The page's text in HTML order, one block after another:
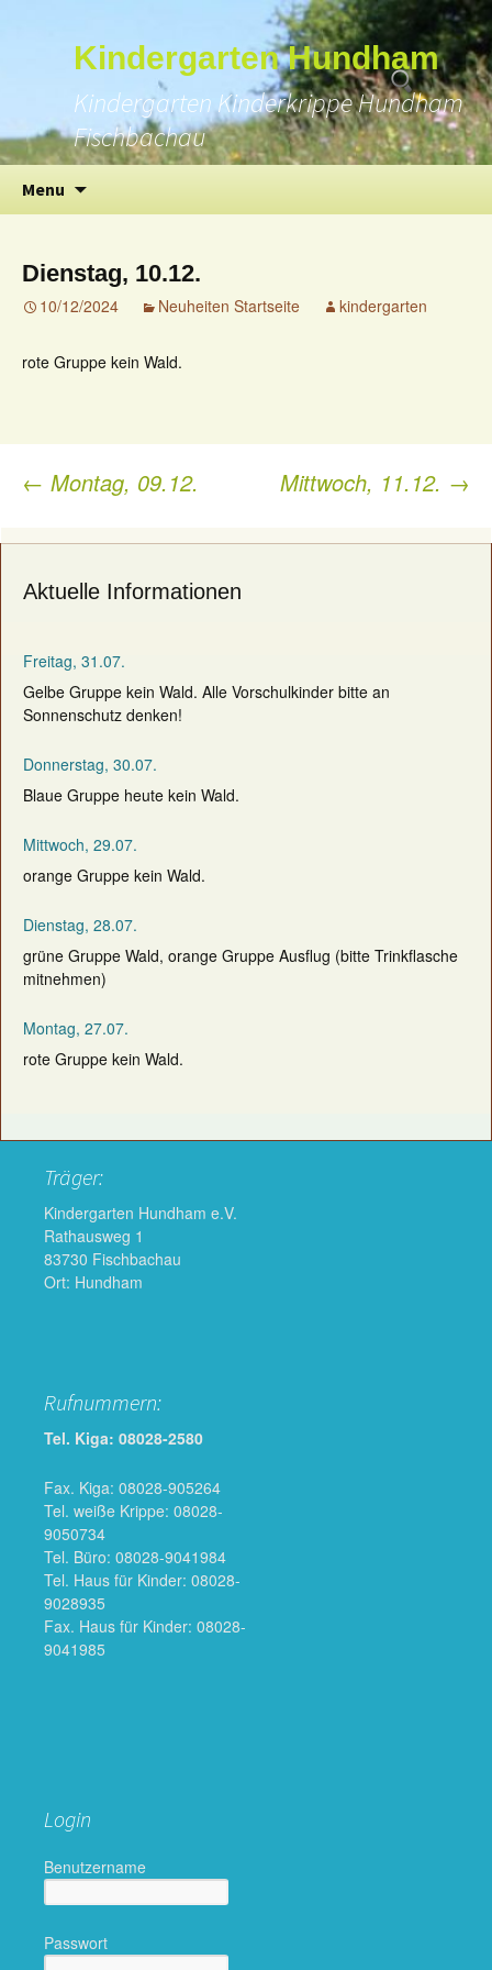
Kindergarten Hundham
Kindergarten Kinderkrippe Hundham
Fischbachau
Menu
content
Suchen
nach:
Dienstag, 10.12.
10/12/2024 Neuheiten Startseite kindergarten
rote Gruppe kein Wald.
Post
← Montag, 09.12. Mittwoch, 11.12. →
Aktuelle Informationen
Freitag, 31.07.
Gelbe Gruppe kein Wald. Alle Vorschulkinder bitte an
Sonnenschutz denken!
Donnerstag, 30.07.
Blaue Gruppe heute kein Wald.
Mittwoch, 29.07.
orange Gruppe kein Wald.
Dienstag, 28.07.
grüne Gruppe Wald, orange Gruppe Ausflug (bitte Trinkflasche
mitnehmen)
Montag, 27.07.
rote Gruppe kein Wald.
Träger:
Kindergarten Hundham e.V.
Rathausweg 1
83730 Fischbachau
Ort: Hundham
Rufnummern:
Tel. Kiga: 08028-2580
Fax. Kiga: 08028-905264
Tel. weiße Krippe: 08028-
9050734
Tel. Büro: 08028-9041984
Tel. Haus für Kinder: 08028-
9028935
Fax. Haus für Kinder: 08028-
9041985
Login
Benutzername
Passwort